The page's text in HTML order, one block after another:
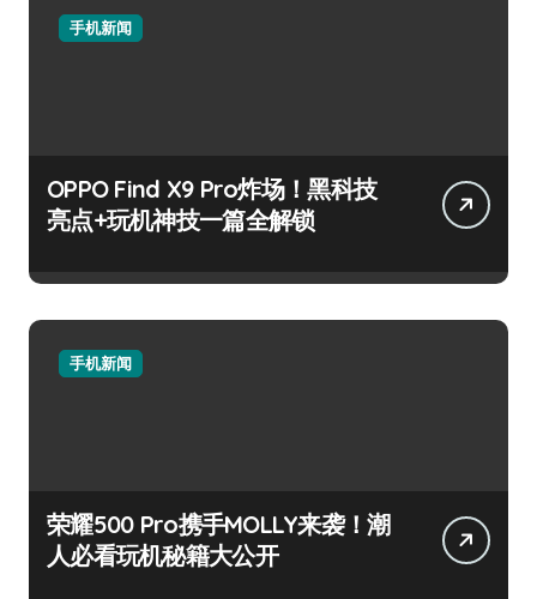
手机新闻
OPPO Find X9 Pro炸场！黑科技
亮点+玩机神技一篇全解锁
手机新闻
荣耀500 Pro携手MOLLY来袭！潮
人必看玩机秘籍大公开